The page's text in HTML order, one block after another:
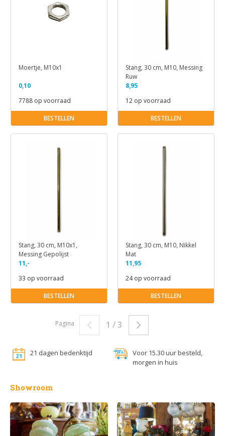
Moertje, M10x1
0,10
7788 op voorraad
BESTELLEN
Stang, 30 cm, M10, Messing
Ruw
8,95
12 op voorraad
BESTELLEN
Stang, 30 cm, M10x1,
Messing Gepolijst
11,-
33 op voorraad
BESTELLEN
Stang, 30 cm, M10, Nikkel
Mat
11,95
24 op voorraad
BESTELLEN
1 / 3
Pagina
21 dagen bedenktijd
Voor 15.30 uur besteld,
morgen in huis
Showroom